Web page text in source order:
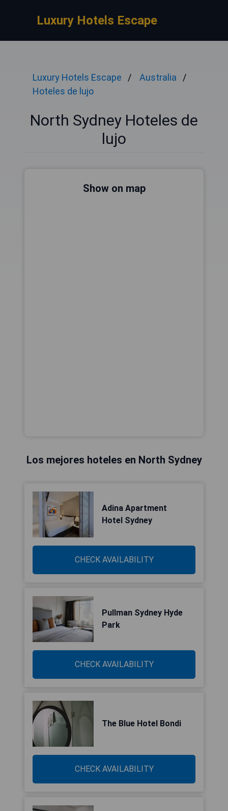
Luxury Hotels Escape
Luxury Hotels Escape
Australia
Hoteles de lujo
North Sydney Hoteles de
lujo
Show on map
Los mejores hoteles en North Sydney
Adina Apartment
Hotel Sydney
CHECK AVAILABILITY
Pullman Sydney Hyde
Park
CHECK AVAILABILITY
The Blue Hotel Bondi
CHECK AVAILABILITY